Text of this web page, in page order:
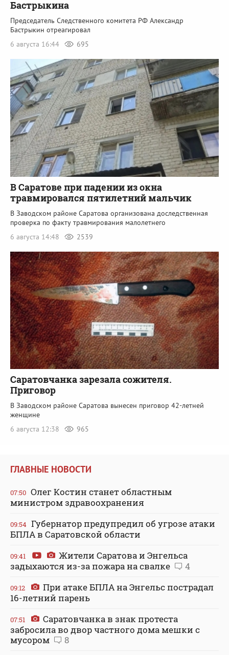
Бастрыкина
Председатель Следственного комитета РФ Александр
Бастрыкин отреагировал
6 августа 16:44
695
В Саратове при падении из окна
травмировался пятилетний мальчик
В Заводском районе Саратова организована доследственная
проверка по факту травмирования малолетнего
6 августа 14:48
2539
Саратовчанка зарезала сожителя.
Приговор
В Заводском районе Саратова вынесен приговор 42-летней
женщине
6 августа 12:38
965
ГЛАВНЫЕ НОВОСТИ
07:50 Олег Костин станет областным
министром здравоохранения
09:54 Губернатор предупредил об угрозе атаки
БПЛА в Саратовской области
09:41
Жители Саратова и Энгельса
задыхаются из-за пожара на свалке
4
09:12
При атаке БПЛА на Энгельс пострадал
16-летний парень
07:51
Саратовчанка в знак протеста
забросила во двор частного дома мешки с
мусором
8